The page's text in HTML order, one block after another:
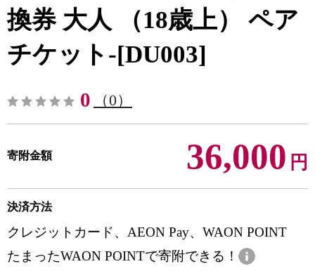
換券 大人 （18歳上） ペア
チケット-[DU003]
0 （0）
寄附金額 36,000 円
決済方法
クレジットカード、AEON Pay、WAON POINT
たまったWAON POINTで寄附できる！